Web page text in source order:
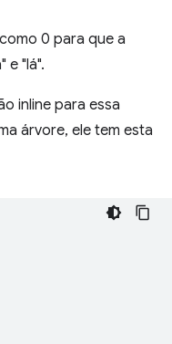
0 para que a
e "lá".
inline para essa
árvore, ele tem esta